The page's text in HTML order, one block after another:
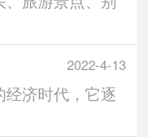
2022-4-13
济时代，它逐